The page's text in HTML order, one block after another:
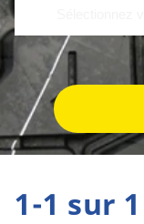
1-1 sur 1